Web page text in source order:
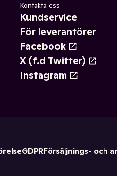
Kontakta oss
Kundservice
För leverantörer
Facebook
X (f.d Twitter)
Instagram
GDPRFörsäljnings- och